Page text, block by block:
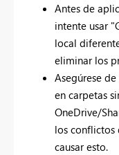
Antes de
intente usar
local
eliminar los
Asegúrese
en carpetas
OneDrive/
los conflictos
causar esto.